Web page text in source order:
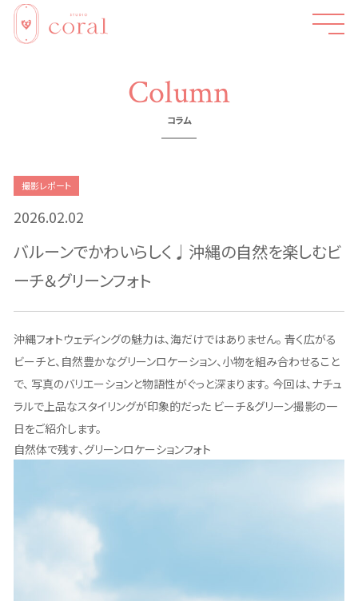
Column
コラム
撮影レポート
2026.02.02
バルーンでかわいらしく♩沖縄の自然を楽しむビ
ーチ＆グリーンフォト
沖縄フォトウェディングの魅力は、海だけではありません。 青く広がる
ビーチと、自然豊かなグリーンロケーション、小物を組み合わせること
で、 写真のバリエーションと物語性がぐっと深まります。 今回は、ナチュ
ラルで上品なスタイリングが印象的だった ビーチ＆グリーン撮影の一
日をご紹介します。
自然体で残す、グリーンロケーションフォト